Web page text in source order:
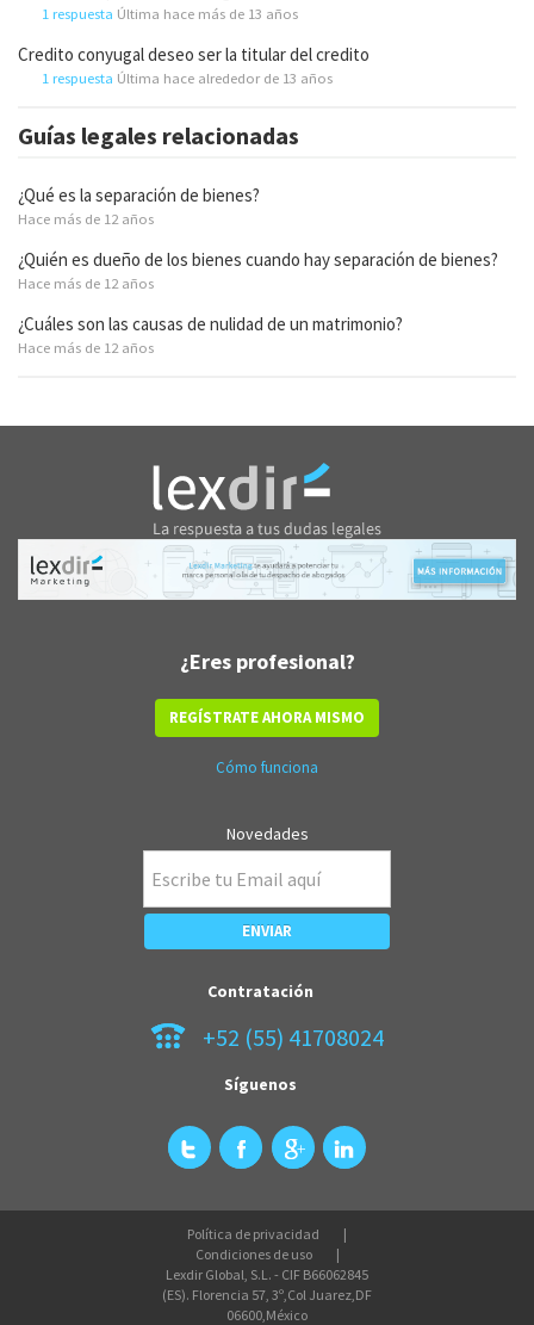
1 respuesta Última hace más de 13 años
Credito conyugal deseo ser la titular del credito
1 respuesta Última hace alrededor de 13 años
Guías legales relacionadas
¿Qué es la separación de bienes?
Hace más de 12 años
¿Quién es dueño de los bienes cuando hay separación de bienes?
Hace más de 12 años
¿Cuáles son las causas de nulidad de un matrimonio?
Hace más de 12 años
¿Eres profesional?
REGÍSTRATE AHORA MISMO
Cómo funciona
Novedades
Contratación
+52 (55) 41708024
Síguenos
Política de privacidad
Condiciones de uso
Lexdir Global, S.L. - CIF B66062845
(ES). Florencia 57, 3º,Col Juarez,DF
06600,México